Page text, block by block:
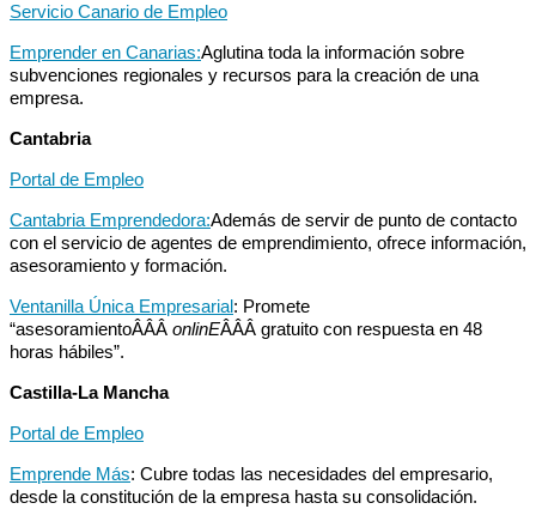
Servicio Canario de Empleo
Emprender en Canarias:Aglutina toda la información sobre
subvenciones regionales y recursos para la creación de una
empresa.
Cantabria
Portal de Empleo
Cantabria Emprendedora:Además de servir de punto de contacto
con el servicio de agentes de emprendimiento, ofrece información,
asesoramiento y formación.
Ventanilla Única Empresarial: Promete
“asesoramientoÂÂÂ onlinEÂÂÂ gratuito con respuesta en 48
horas hábiles”.
Castilla-La Mancha
Portal de Empleo
Emprende Más: Cubre todas las necesidades del empresario,
desde la constitución de la empresa hasta su consolidación.